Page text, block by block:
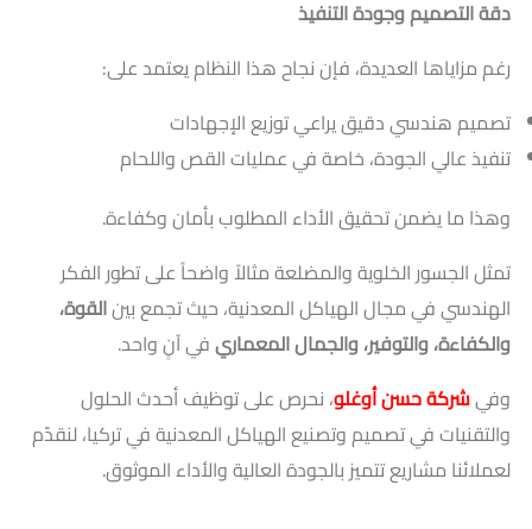
دقة التصميم وجودة التنفيذ
رغم مزاياها العديدة، فإن نجاح هذا النظام يعتمد على:
تصميم هندسي دقيق يراعي توزيع الإجهادات
تنفيذ عالي الجودة، خاصة في عمليات القص واللحام
وهذا ما يضمن تحقيق الأداء المطلوب بأمان وكفاءة.
تمثل الجسور الخلوية والمضلعة مثالاً واضحاً على تطور الفكر
الهندسي في مجال الهياكل المعدنية، حيث تجمع بينالقوة،
والكفاءة، والتوفير، والجمال المعماريفي آنٍ واحد.
وفيشركة حسن أوغلو، نحرص على توظيف أحدث الحلول
والتقنيات في تصميم وتصنيع الهياكل المعدنية في تركيا، لنقدّم
لعملائنا مشاريع تتميز بالجودة العالية والأداء الموثوق.